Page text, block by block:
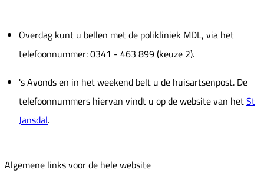
Overdag kunt u bellen met de polikliniek MDL, via het
telefoonnummer: 0341 - 463 899 (keuze 2).
's Avonds en in het weekend belt u de huisartsenpost. De
telefoonnummers hiervan vindt u op de website van hetSt
Jansdal.
Algemene links voor de hele website